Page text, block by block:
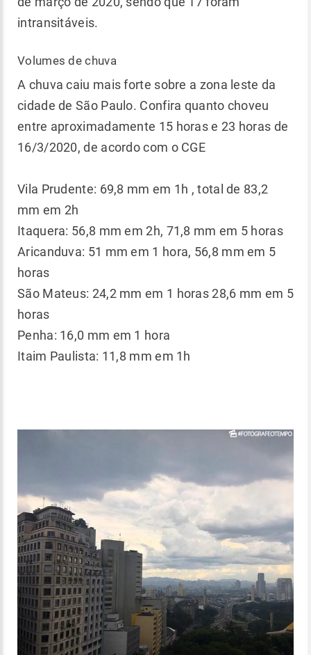
intransitáveis.
Volumes de chuva
A chuva caiu mais forte sobre a zona leste da
cidade de São Paulo. Confira quanto choveu
entre aproximadamente 15 horas e 23 horas de
16/3/2020, de acordo com o CGE
Vila Prudente: 69,8 mm em 1h , total de 83,2
mm em 2h
Itaquera: 56,8 mm em 2h, 71,8 mm em 5 horas
Aricanduva: 51 mm em 1 hora, 56,8 mm em 5
horas
São Mateus: 24,2 mm em 1 horas 28,6 mm em 5
horas
Penha: 16,0 mm em 1 hora
Itaim Paulista: 11,8 mm em 1h